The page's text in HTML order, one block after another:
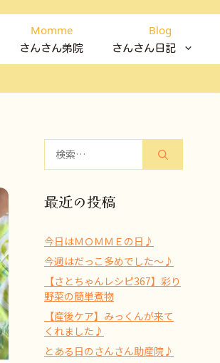
Momme
さんさん弟院
Blog
さんさん日記
最近の投稿
今日はＭＯＭＭＥの日♪
今週はだっこ多めでした～♪
【さとちゃんレシピ367】彩り
野菜の簡単煮物
【産後ケア】みっくんが来て
くれました♪
とある日のさんさん助産院♪